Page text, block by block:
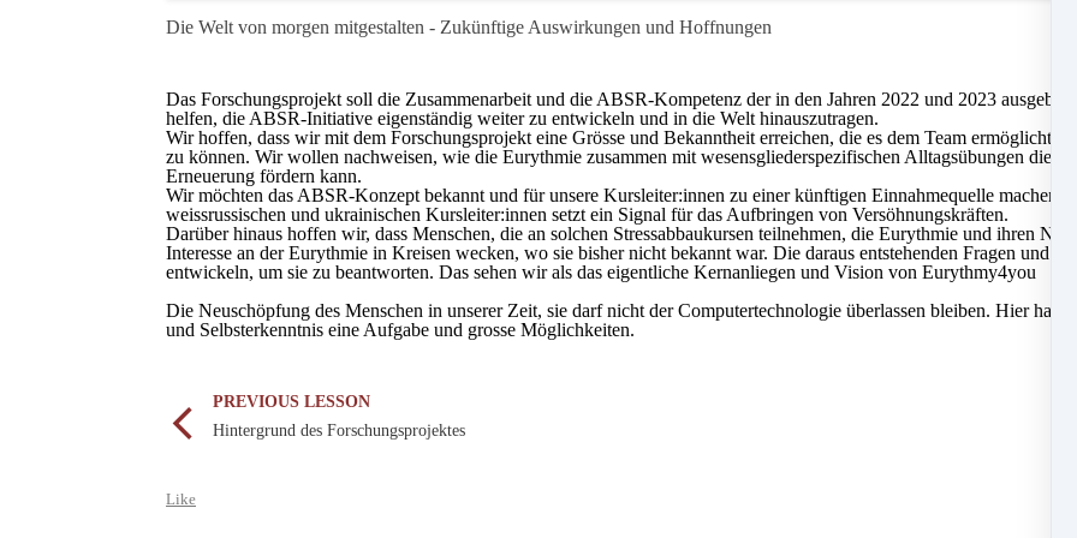
Die Welt von morgen mitgestalten - Zukünftige Auswirkungen und Hoffnungen
Das Forschungsprojekt soll die Zusammenarbeit und die ABSR-Kompetenz der in den Jahren 2022 und 2023
helfen, die ABSR-Initiative eigenständig weiter zu entwickeln und in die Welt hinauszutragen.
Wir hoffen, dass wir mit dem Forschungsprojekt eine Grösse und Bekanntheit erreichen, die es dem Team ermöglicht,
zu können. Wir wollen nachweisen, wie die Eurythmie zusammen mit wesensgliederspezifischen Alltagsübungen die
Erneuerung fördern kann.
Wir möchten das ABSR-Konzept bekannt und für unsere Kursleiter:innen zu einer künftigen Einnahmequelle machen.
weissrussischen und ukrainischen Kursleiter:innen setzt ein Signal für das Aufbringen von Versöhnungskräften.
Darüber hinaus hoffen wir, dass Menschen, die an solchen Stressabbaukursen teilnehmen, die Eurythmie und ihren
Interesse an der Eurythmie in Kreisen wecken, wo sie bisher nicht bekannt war. Die daraus entstehenden Fragen und
entwickeln, um sie zu beantworten. Das sehen wir als das eigentliche Kernanliegen und Vision von Eurythmy4you
Die Neuschöpfung des Menschen in unserer Zeit, sie darf nicht der Computertechnologie überlassen bleiben. Hier hat
und Selbsterkenntnis eine Aufgabe und grosse Möglichkeiten.
PREVIOUS LESSON
Hintergrund des Forschungsprojektes
Like